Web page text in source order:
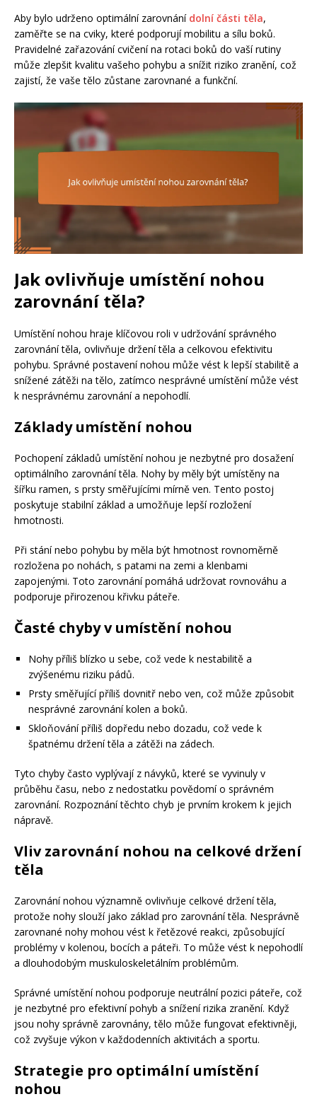
Aby bylo udrženo optimální zarovnání dolní části těla,
zaměřte se na cviky, které podporují mobilitu a sílu boků.
Pravidelné zařazování cvičení na rotaci boků do vaší rutiny
může zlepšit kvalitu vašeho pohybu a snížit riziko zranění, což
zajistí, že vaše tělo zůstane zarovnané a funkční.
Jak ovlivňuje umístění nohou
zarovnání těla?
Umístění nohou hraje klíčovou roli v udržování správného
zarovnání těla, ovlivňuje držení těla a celkovou efektivitu
pohybu. Správné postavení nohou může vést k lepší stabilitě a
snížené zátěži na tělo, zatímco nesprávné umístění může vést
k nesprávnému zarovnání a nepohodlí.
Základy umístění nohou
Pochopení základů umístění nohou je nezbytné pro dosažení
optimálního zarovnání těla. Nohy by měly být umístěny na
šířku ramen, s prsty směřujícími mírně ven. Tento postoj
poskytuje stabilní základ a umožňuje lepší rozložení
hmotnosti.
Při stání nebo pohybu by měla být hmotnost rovnoměrně
rozložena po nohách, s patami na zemi a klenbami
zapojenými. Toto zarovnání pomáhá udržovat rovnováhu a
podporuje přirozenou křivku páteře.
Časté chyby v umístění nohou
Nohy příliš blízko u sebe, což vede k nestabilitě a
zvýšenému riziku pádů.
Prsty směřující příliš dovnitř nebo ven, což může způsobit
nesprávné zarovnání kolen a boků.
Skloňování příliš dopředu nebo dozadu, což vede k
špatnému držení těla a zátěži na zádech.
Tyto chyby často vyplývají z návyků, které se vyvinuly v
průběhu času, nebo z nedostatku povědomí o správném
zarovnání. Rozpoznání těchto chyb je prvním krokem k jejich
nápravě.
Vliv zarovnání nohou na celkové držení
těla
Zarovnání nohou významně ovlivňuje celkové držení těla,
protože nohy slouží jako základ pro zarovnání těla. Nesprávně
zarovnané nohy mohou vést k řetězové reakci, způsobující
problémy v kolenou, bocích a páteři. To může vést k nepohodlí
a dlouhodobým muskuloskeletálním problémům.
Správné umístění nohou podporuje neutrální pozici páteře, což
je nezbytné pro efektivní pohyb a snížení rizika zranění. Když
jsou nohy správně zarovnány, tělo může fungovat efektivněji,
což zvyšuje výkon v každodenních aktivitách a sportu.
Strategie pro optimální umístění
nohou